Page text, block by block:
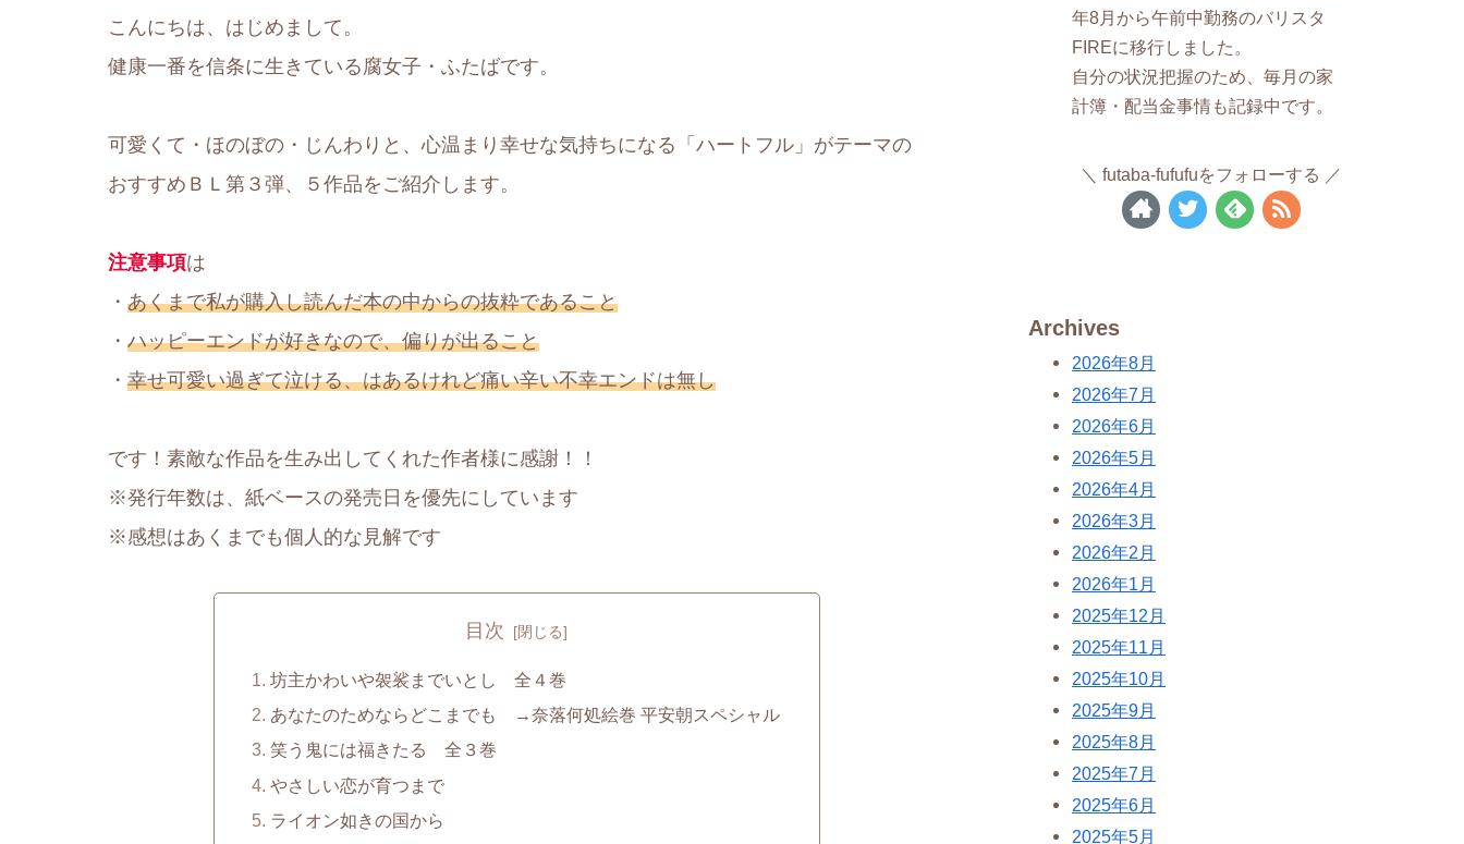
こんにちは、はじめまして。
健康一番を信条に生きている腐女子・ふたばです。
可愛くて・ほのぼの・じんわりと、心温まり幸せな気持ちになる「ハートフル」がテーマの
おすすめＢＬ第３弾、５作品をご紹介します。
注意事項は
・ あくまで私が購入し読んだ本の中からの抜粋であること
・ ハッピーエンドが好きなので、偏りが出ること
・ 幸せ可愛い過ぎて泣ける、はあるけれど痛い辛い不幸エンドは無し
です！素敵な作品を生み出してくれた作者様に感謝！！
※発行年数は、紙ベースの発売日を優先にしています
※感想はあくまでも個人的な見解です
目次
坊主かわいや袈裟までいとし 全４巻
あなたのためならどこまでも →奈落何処絵巻 平安朝スペシャル
笑う鬼には福きたる 全３巻
やさしい恋が育つまで
ライオン如きの国から
年8月から午前中勤務のバリスタ
FIREに移行しました。
自分の状況把握のため、毎月の家
計簿・配当金事情も記録中です。
futaba-fufufuをフォローする
Archives
2026年8月
2026年7月
2026年6月
2026年5月
2026年4月
2026年3月
2026年2月
2026年1月
2025年12月
2025年11月
2025年10月
2025年9月
2025年8月
2025年7月
2025年6月
2025年5月